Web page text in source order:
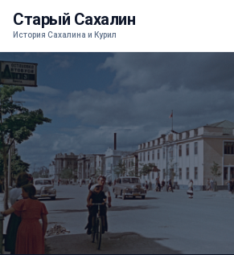
Старый Сахалин
История Сахалина и Курил